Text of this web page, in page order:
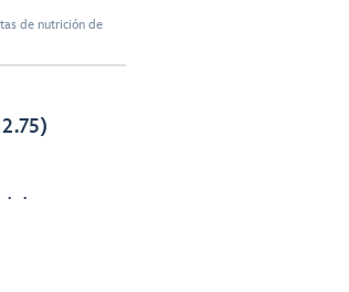
de nutrición de